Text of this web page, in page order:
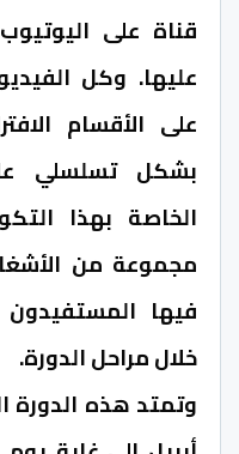
قناة على
عليها. وكل
على الأقسام
بشكل تسلسلي
الخاصة بهذا
مجموعة من
فيها
خلال مراحل الدورة.